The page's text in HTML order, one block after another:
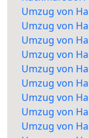
Umzug von
Umzug von
Umzug von
Umzug von
Umzug von
Umzug von
Umzug von
Umzug von
Umzug von